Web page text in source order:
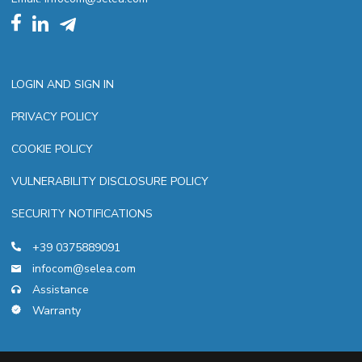
LOGIN AND SIGN IN
PRIVACY POLICY
COOKIE POLICY
VULNERABILITY DISCLOSURE POLICY
SECURITY NOTIFICATIONS
+39 0375889091
infocom@selea.com
Assistance
Warranty